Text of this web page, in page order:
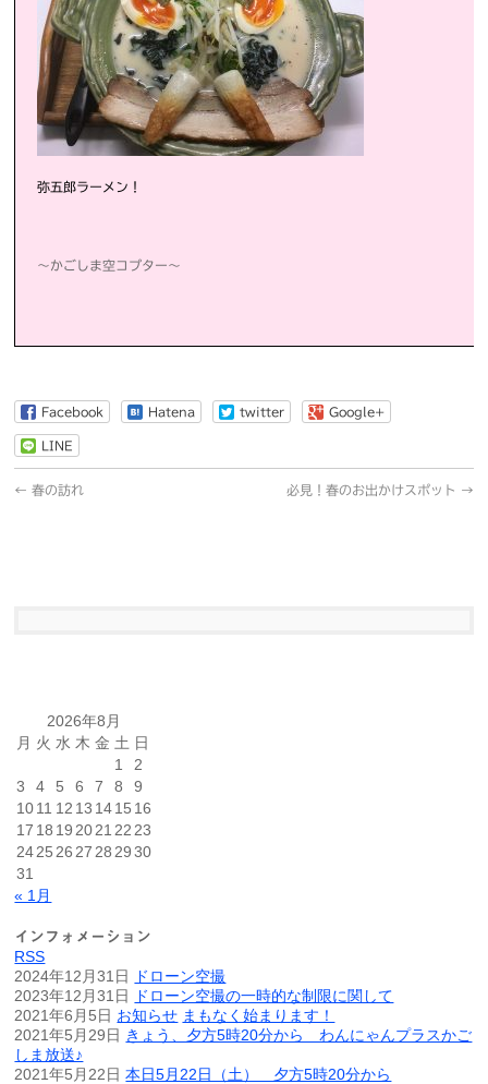
弥五郎ラーメン！
～かごしま空コプター～
Facebook Hatena twitter Google+
LINE
← 春の訪れ 必見！春のお出かけスポット →
2026年8月
月 火 水 木 金 土 日
1
2
3
4 5 6 7 8
9
1011 12 13 1415 16
17 18 19 2021 22 23
2425 26 27 28 29 30
31
« 1月
インフォメーション
RSS
2024年12月31日
ドローン空撮
2023年12月31日
ドローン空撮の一時的な制限に関して
2021年6月5日 お知らせ まもなく始まります！
2021年5月29日 きょう、夕方5時20分から わんにゃんプラスかご
しま放送♪
2021年5月22日 本日5月22日（土） 夕方5時20分から